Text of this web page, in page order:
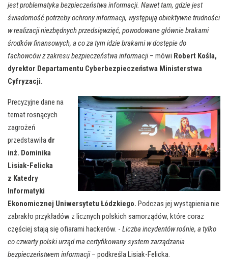
jest problematyka bezpieczeństwa informacji. Nawet tam, gdzie jest
świadomość potrzeby ochrony informacji, występują obiektywne trudności
w realizacji niezbędnych przedsięwzięć, powodowane głównie brakami
środków finansowych, a co za tym idzie brakami w dostępie do
fachowców z zakresu bezpieczeństwa informacji– mówi Robert Kośla,
dyrektor Departamentu Cyberbezpieczeństwa Ministerstwa
Cyfryzacji.
Precyzyjne dane na
temat rosnących
zagrożeń
przedstawiła dr
inż. Dominika
Lisiak-Felicka
z Katedry
Informatyki
Ekonomicznej Uniwersytetu Łódzkiego. Podczas jej wystąpienia nie
zabrakło przykładów z licznych polskich samorządów, które coraz
częściej stają się ofiarami hackerów. - Liczba incydentów rośnie, a tylko
co czwarty polski urząd ma certyfikowany system zarządzania
bezpieczeństwem informacji– podkreśla Lisiak-Felicka.